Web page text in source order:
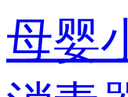
母婴